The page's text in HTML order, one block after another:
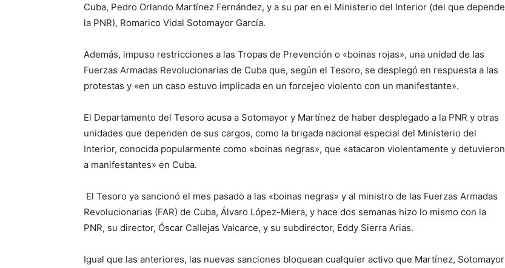
Cuba, Pedro Orlando Martínez Fernández, y a su par en el Ministerio del Interior (del que depende
la PNR), Romarico Vidal Sotomayor García.
Además, impuso restricciones a las Tropas de Prevención o «boinas rojas», una unidad de las
Fuerzas Armadas Revolucionarias de Cuba que, según el Tesoro, se desplegó en respuesta a las
protestas y «en un caso estuvo implicada en un forcejeo violento con un manifestante».
El Departamento del Tesoro acusa a Sotomayor y Martínez de haber desplegado a la PNR y otras
unidades que dependen de sus cargos, como la brigada nacional especial del Ministerio del
Interior, conocida popularmente como «boinas negras», que «atacaron violentamente y detuvieron
a manifestantes» en Cuba.
El Tesoro ya sancionó el mes pasado a las «boinas negras» y al ministro de las Fuerzas Armadas
Revolucionarias (FAR) de Cuba, Álvaro López-Miera, y hace dos semanas hizo lo mismo con la
PNR, su director, Óscar Callejas Valcarce, y su subdirector, Eddy Sierra Arias.
Igual que las anteriores, las nuevas sanciones bloquean cualquier activo que Martínez, Sotomayor